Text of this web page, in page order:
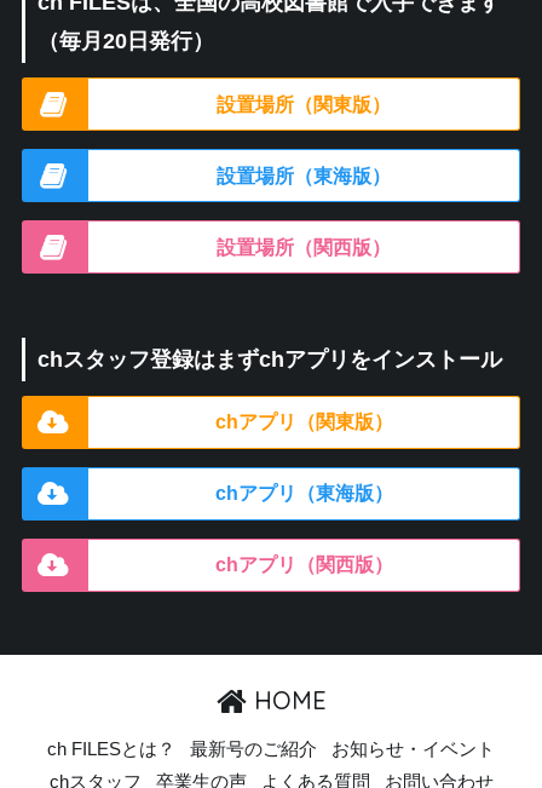
（毎月20日発行）
設置場所（関東版）
設置場所（東海版）
設置場所（関西版）
chスタッフ登録はまずchアプリをインストール
chアプリ（関東版）
chアプリ（東海版）
chアプリ（関西版）
HOME
ch FILESとは？ 最新号のご紹介
お知らせ・イベント
chスタッフ
卒業生の声 よくある質問 お問い合わせ